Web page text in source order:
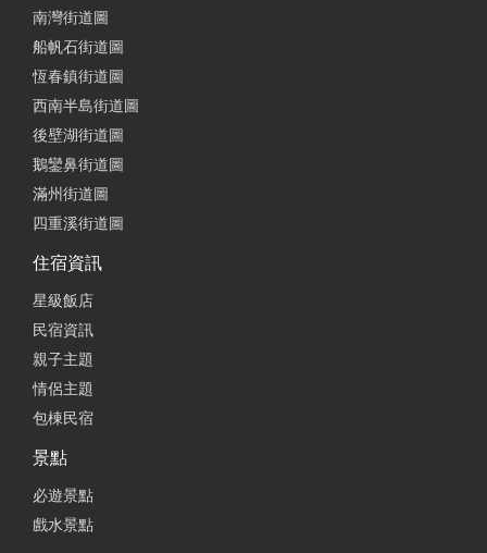
南灣街道圖
船帆石街道圖
恆春鎮街道圖
西南半島街道圖
後壁湖街道圖
鵝鑾鼻街道圖
滿州街道圖
四重溪街道圖
住宿資訊
星級飯店
民宿資訊
親子主題
情侶主題
包棟民宿
景點
必遊景點
戲水景點